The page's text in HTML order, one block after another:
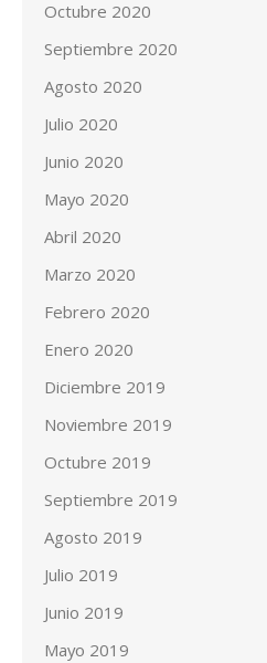
Octubre 2020
Septiembre 2020
Agosto 2020
Julio 2020
Junio 2020
Mayo 2020
Abril 2020
Marzo 2020
Febrero 2020
Enero 2020
Diciembre 2019
Noviembre 2019
Octubre 2019
Septiembre 2019
Agosto 2019
Julio 2019
Junio 2019
Mayo 2019